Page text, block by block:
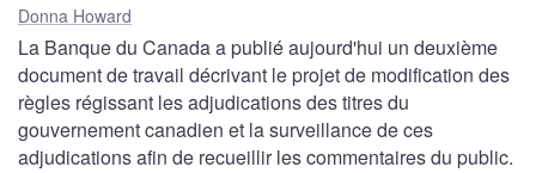
Donna Howard
La Banque du Canada a publié aujourd'hui un deuxième
document de travail décrivant le projet de modification des
règles régissant les adjudications des titres du
gouvernement canadien et la surveillance de ces
adjudications afin de recueillir les commentaires du public.